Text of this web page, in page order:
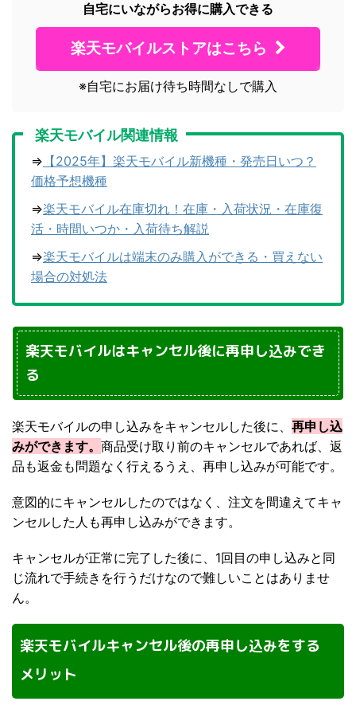
自宅にいながらお得に購入できる
楽天モバイルストアはこちら
※自宅にお届け待ち時間なしで購入
楽天モバイル関連情報
⇒ 【2025年】楽天モバイル新機種・発売日いつ？
価格予想機種
⇒楽天モバイル在庫切れ！在庫・入荷状況・在庫復
活・時間いつか・入荷待ち解説
⇒楽天モバイルは端末のみ購入ができる・買えない
場合の対処法
楽天モバイルはキャンセル後に再申し込みでき
る
楽天モバイルの申し込みをキャンセルした後に、 再申し込
みができます。 商品受け取り前のキャンセルであれば、返
品も返金も問題なく行えるうえ、再申し込みが可能です。
意図的にキャンセルしたのではなく、注文を間違えてキャ
ンセルした人も再申し込みができます。
キャンセルが正常に完了した後に、1回目の申し込みと同
じ流れで手続きを行うだけなので難しいことはありませ
ん。
楽天モバイルキャンセル後の再申し込みをする
メリット